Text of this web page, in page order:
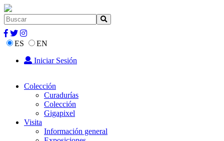
ES
EN
Iniciar Sesión
Colección
Curadurías
Colección
Gigapixel
Visita
Información general